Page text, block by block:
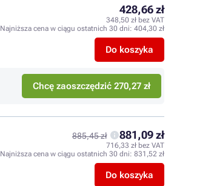
428,66 zł
348,50 zł bez VAT
Najniższa cena w ciągu ostatnich 30 dni: 404,30 zł
Do koszyka
Chcę zaoszczędzić 270,27 zł
885,45 zł 881,09 zł
716,33 zł bez VAT
Najniższa cena w ciągu ostatnich 30 dni: 831,52 zł
Do koszyka